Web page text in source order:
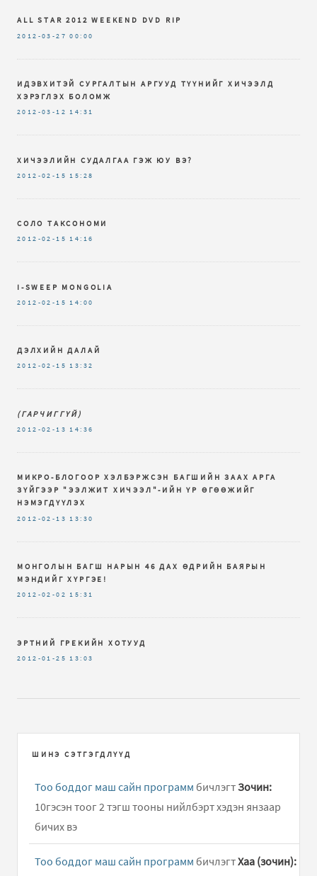
ALL STAR 2012 WEEKEND DVD RIP
2012-03-27 00:00
ИДЭВХИТЭЙ СУРГАЛТЫН АРГУУД ТҮҮНИЙГ ХИЧЭЭЛД
ХЭРЭГЛЭХ БОЛОМЖ
2012-03-12 14:31
ХИЧЭЭЛИЙН СУДАЛГАА ГЭЖ ЮУ ВЭ?
2012-02-15 15:28
СОЛО ТАКСОНОМИ
2012-02-15 14:16
I-SWEEP MONGOLIA
2012-02-15 14:00
ДЭЛХИЙН ДАЛАЙ
2012-02-15 13:32
(ГАРЧИГГҮЙ)
2012-02-13 14:36
МИКРО-БЛОГООР ХЭЛБЭРЖСЭН БАГШИЙН ЗААХ АРГА
ЗҮЙГЭЭР "ЭЭЛЖИТ ХИЧЭЭЛ"-ИЙН ҮР ӨГӨӨЖИЙГ
НЭМЭГДҮҮЛЭХ
2012-02-13 13:30
МОНГОЛЫН БАГШ НАРЫН 46 ДАХ ӨДРИЙН БАЯРЫН
МЭНДИЙГ ХҮРГЭЕ!
2012-02-02 15:31
ЭРТНИЙ ГРЕКИЙН ХОТУУД
2012-01-25 13:03
ШИНЭ СЭТГЭГДЛҮҮД
Тоо боддог маш сайн программ бичлэгтЗочин:
10гэсэн тоог 2 тэгш тооны нийлбэрт хэдэн янзаар
бичих вэ
Тоо боддог маш сайн программ бичлэгтХаа (зочин):